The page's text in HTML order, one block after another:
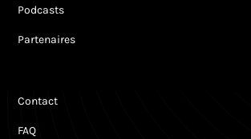
Podcasts
Partenaires
Contact
FAQ